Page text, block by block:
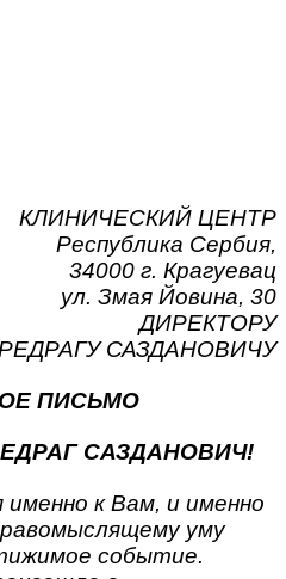
КЛИНИЧЕСКИЙ ЦЕНТР
Республика Сербия,
34000 г. Крагуевац
ул. Змая Йовина, 30
ДИРЕКТОРУ
САЗДАНОВИЧУ
ПИСЬМО
САЗДАНОВИЧ!
к Вам, и именно
уму
событие.